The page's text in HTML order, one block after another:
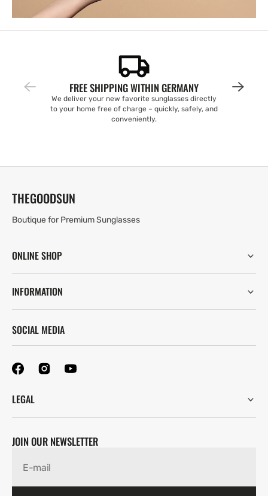
FREE SHIPPING WITHIN GERMANY
We deliver your new favorite sunglasses directly
to your home free of charge – quickly, safely, and
conveniently.
THEGOODSUN
Boutique for Premium Sunglasses
ONLINE SHOP
INFORMATION
SOCIAL MEDIA
LEGAL
JOIN OUR NEWSLETTER
E-mail